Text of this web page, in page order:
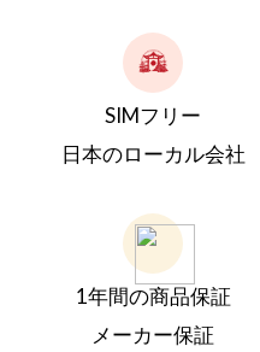
SIMフリー
日本のローカル会社
1年間の商品保証
メーカー保証